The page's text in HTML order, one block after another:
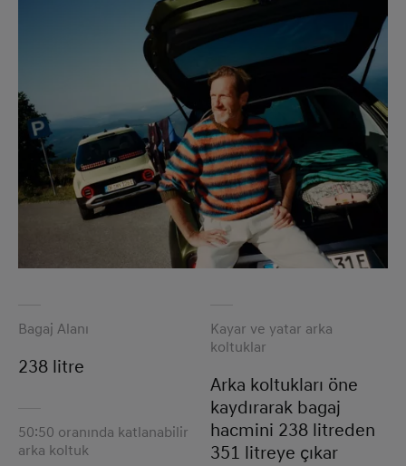
Bagaj Alanı
238 litre
50:50 oranında katlanabilir
arka koltuk
Kayar ve yatar arka
koltuklar
Arka koltukları öne
kaydırarak bagaj
hacmini 238 litreden
351 litreye çıkar